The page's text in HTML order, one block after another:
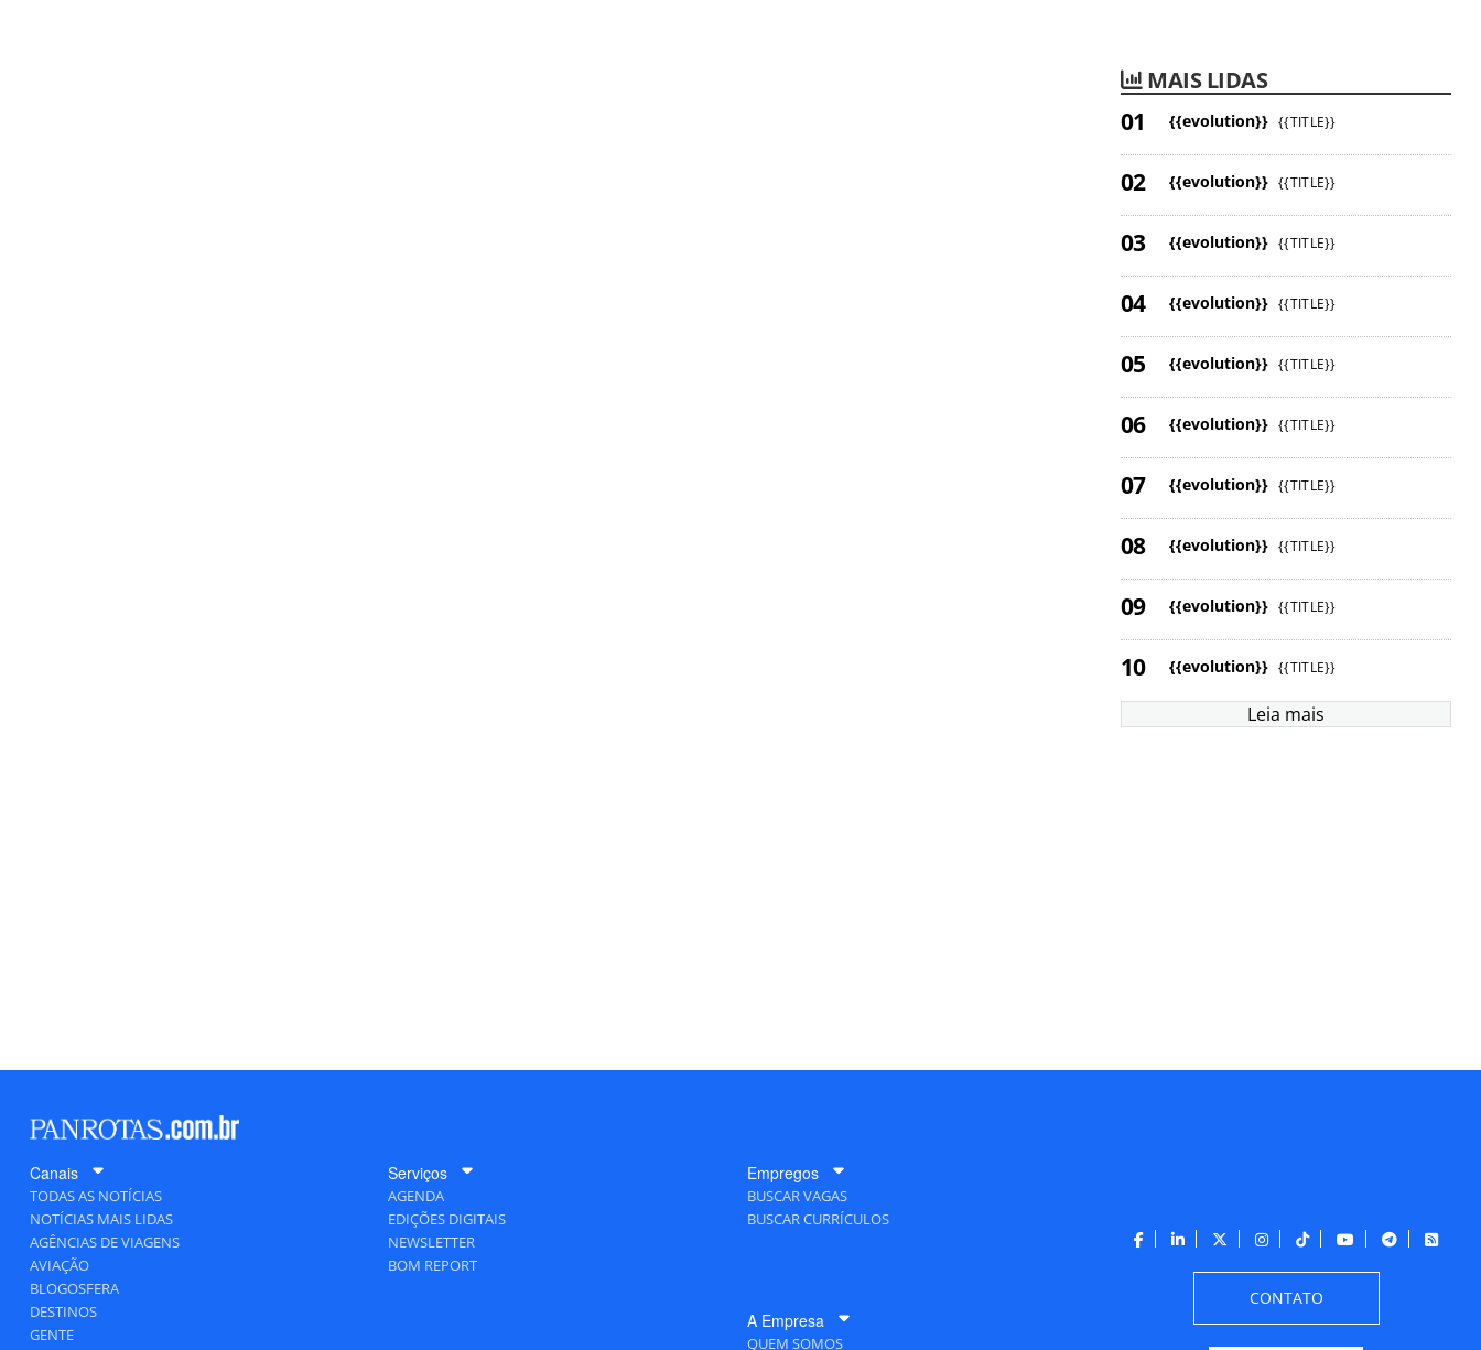
MAIS LIDAS
{{evolution}} {{TITLE}}
{{evolution}} {{TITLE}}
{{evolution}} {{TITLE}}
{{evolution}} {{TITLE}}
{{evolution}} {{TITLE}}
{{evolution}} {{TITLE}}
{{evolution}} {{TITLE}}
{{evolution}} {{TITLE}}
{{evolution}} {{TITLE}}
{{evolution}} {{TITLE}}
Leia mais
Canais
TODAS AS NOTÍCIAS
NOTÍCIAS MAIS LIDAS
AGÊNCIAS DE VIAGENS
AVIAÇÃO
BLOGOSFERA
DESTINOS
GENTE
Serviços
AGENDA
EDIÇÕES DIGITAIS
NEWSLETTER
BOM REPORT
Empregos
BUSCAR VAGAS
BUSCAR CURRÍCULOS
A Empresa
QUEM SOMOS
CONTATO